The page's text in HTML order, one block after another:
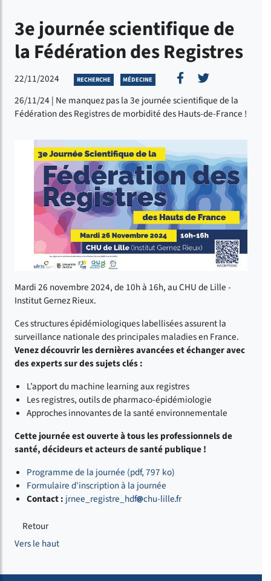
3e journée scientifique de
la Fédération des Registres
22/11/2024 RECHERCHE MÉDECINE Partager sur
Partager
26/11/24 | Ne manquez pas la 3e journée scientifique de la
Fédération des Registres de morbidité des Hauts-de-France !
Mardi 26 novembre 2024, de 10h à 16h, au CHU de Lille -
Institut Gernez Rieux.
Ces structures épidémiologiques labellisées assurent la
surveillance nationale des principales maladies en France.
Venez découvrir les dernières avancées et échanger avec
des experts sur des sujets clés :
L’apport du machine learning aux registres
Les registres, outils de pharmaco-épidémiologie
Approches innovantes de la santé environnementale
Cette journée est ouverte à tous les professionnels de
santé, décideurs et acteurs de santé publique !
Programme de la journée (pdf, 797 ko)
Formulaire d'inscription à la journée
Contact : jrnee_registre_hdf chu-lillefr
Retour
Vers le haut